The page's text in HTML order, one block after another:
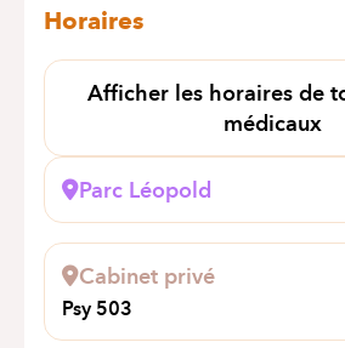
Horaires
Afficher les horaires de
médicaux
Parc Léopold
Rue du Trône, 100
1050 Bruxelles (Ixelles)
+32 2 434 81 03
Rendez-vous uniquement par
Cabinet privé
Psy 503
Avenue Louise 503